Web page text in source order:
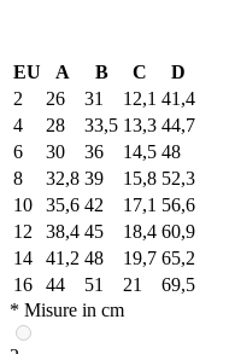
EU A B C
D
2
26 31 12,1 41,4
4
28 33,5 13,3 44,7
6
30 36 14,5 48
8
32,8 39 15,8 52,3
10
35,6 42 17,1 56,6
12
38,4 45 18,4 60,9
14
41,2 48 19,7 65,2
16
44 51 21
69,5
* Misure in cm